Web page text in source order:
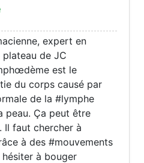
expert en
de JC
est le
du corps causé par
de la #lymphe
peau. Ça peut être
Il faut chercher à
à des #mouvements
à bouger